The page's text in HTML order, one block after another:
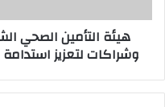
هيئة التأمين الصحي
وشراكات لتعزيز